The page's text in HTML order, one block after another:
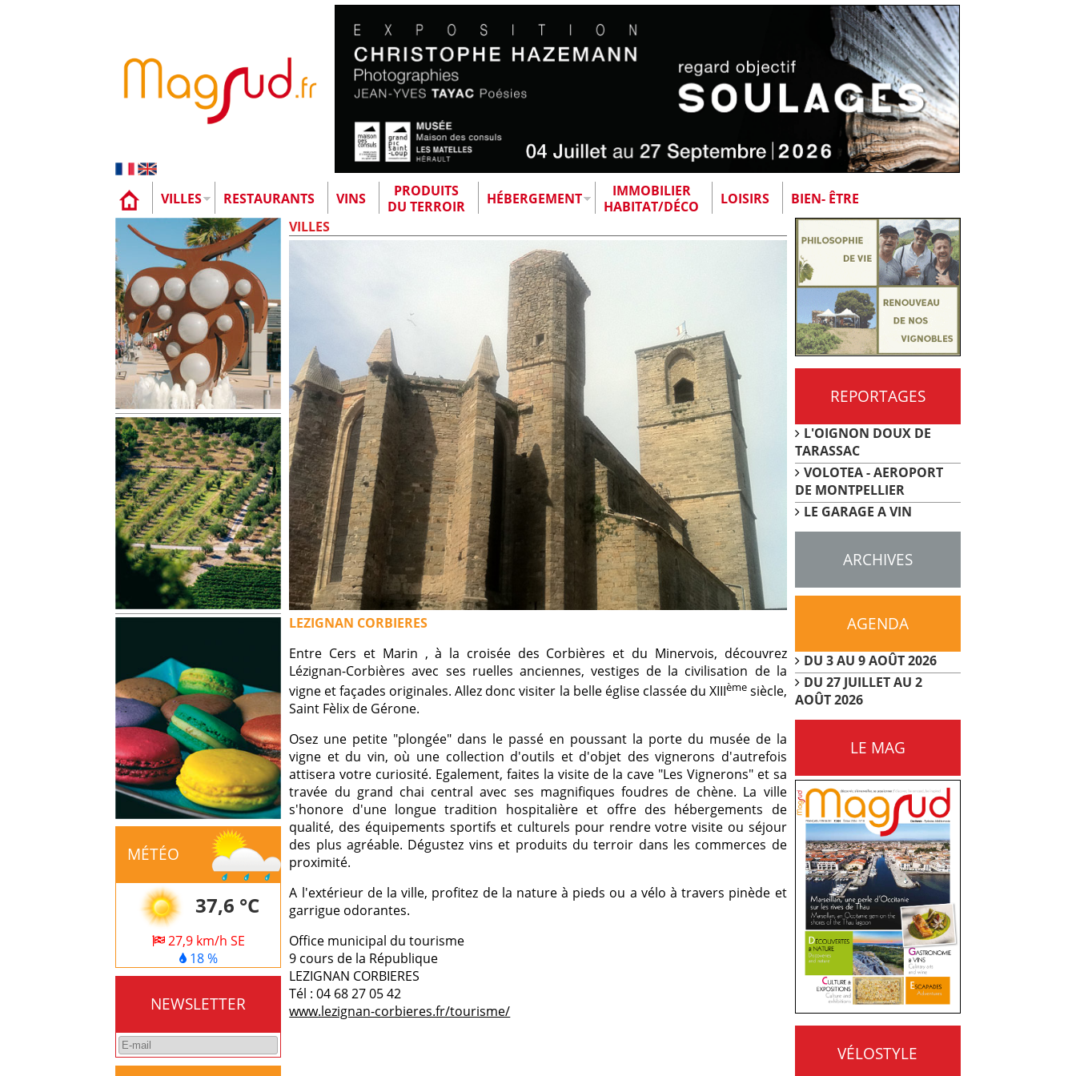
VILLES RESTAURANTS VINS
PRODUITS
DU TERROIR
HÉBERGEMENT
IMMOBILIER
HABITAT/DÉCO
LOISIRS
BIEN- ÊTRE
VILLES
LEZIGNAN CORBIERES
Entre Cers et Marin , à la croisée des Corbières et du Minervois, découvrez
Lézignan-Corbières avec ses ruelles anciennes, vestiges de la civilisation de la
vigne et façades originales. Allez donc visiter la belle église classée du XIIIèmesiècle,
Saint Fèlix de Gérone.
Osez une petite "plongée" dans le passé en poussant la porte du musée de la
vigne et du vin, où une collection d'outils et d'objet des vignerons d'autrefois
attisera votre curiosité. Egalement, faites la visite de la cave "Les Vignerons" et sa
travée du grand chai central avec ses magnifiques foudres de chène. La ville
s'honore d'une longue tradition hospitalière et offre des hébergements de
qualité, des équipements sportifs et culturels pour rendre votre visite ou séjour
des plus agréable. Dégustez vins et produits du terroir dans les commerces de
proximité.
A l'extérieur de la ville, profitez de la nature à pieds ou a vélo à travers pinède et
garrigue odorantes.
Office municipal du tourisme
9 cours de la République
LEZIGNAN CORBIERES
Tél : 04 68 27 05 42
www.lezignan-corbieres.fr/tourisme/
MÉTÉO
37,6 °C
27,9 km/h SE
18 %
NEWSLETTER
REPORTAGES
L'OIGNON DOUX DE
TARASSAC
VOLOTEA - AEROPORT
DE MONTPELLIER
LE GARAGE A VIN
ARCHIVES
AGENDA
DU 3 AU 9 AOÛT 2026
DU 27 JUILLET AU 2
AOÛT 2026
LE MAG
VÉLOSTYLE